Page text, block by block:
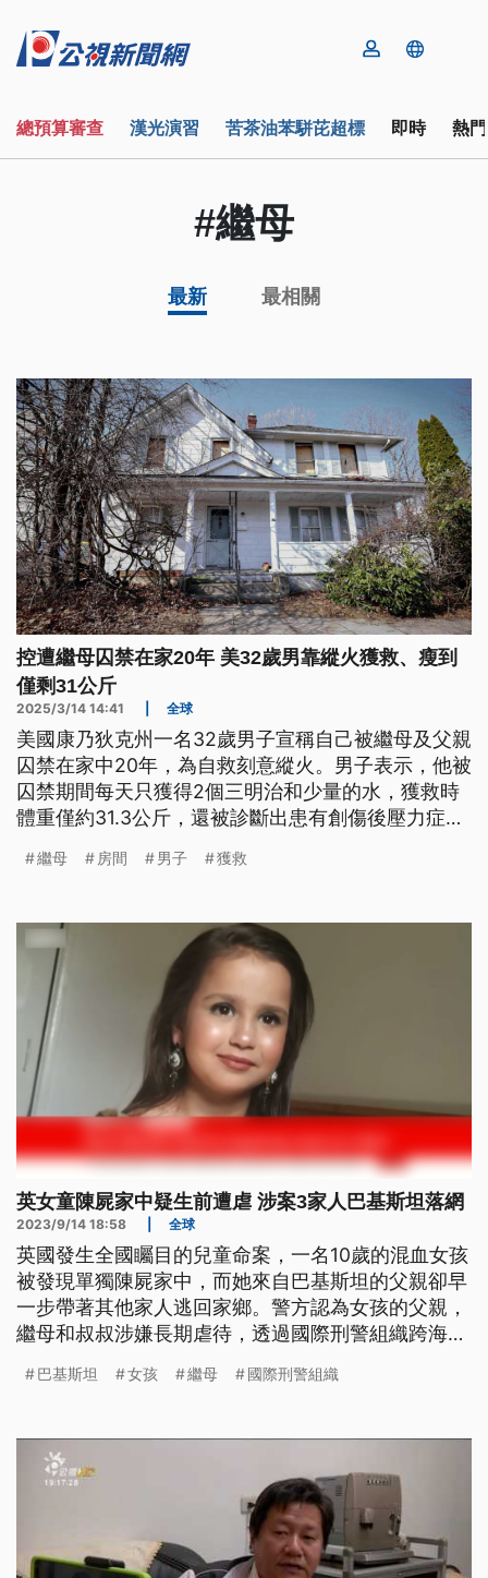
總預算審查 漢光演習 苦茶油苯駢芘超標 即時 熱
#繼母
最新 最相關
控遭繼母囚禁在家20年 美32歲男靠縱火獲救、瘦到
僅剩31公斤
2025/3/14 14:41 全球
美國康乃狄克州一名32歲男子宣稱自己被繼母及父親
囚禁在家中20年，為自救刻意縱火。男子表示，他被
囚禁期間每天只獲得2個三明治和少量的水，獲救時
體重僅約31.3公斤，還被診斷出患有創傷後壓力症候
罪。
繼母 房間 男子 獲救
英女童陳屍家中疑生前遭虐 涉案3家人巴基斯坦落網
2023/9/14 18:58 全球
英國發生全國矚目的兒童命案，一名10歲的混血女孩
被發現單獨陳屍家中，而她來自巴基斯坦的父親卻早
一步帶著其他家人逃回家鄉。警方認為女孩的父親，
繼母和叔叔涉嫌長期虐待，透過國際刑警組織跨海追
巴基斯坦 女孩 繼母 國際刑警組織